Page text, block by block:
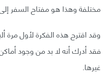
مختلفة وهذا هو مفتاح السفر
فقد أدرك أنه لا بد من وجود
غيرها.